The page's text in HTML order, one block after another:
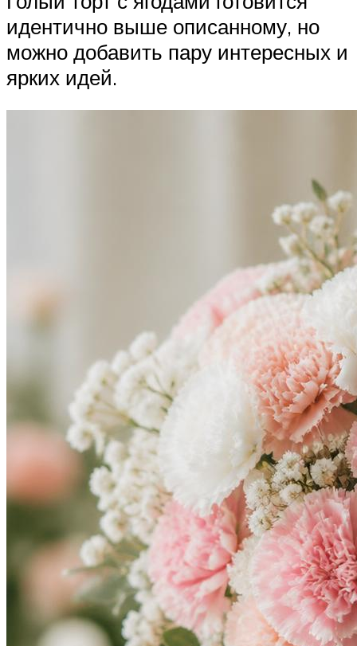
идентично выше описанному, но
можно добавить пару интересных и
ярких идей.